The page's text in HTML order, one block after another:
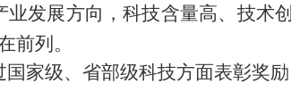
业发展方向，科技含量高、技
前列。
国家级、省部级科技方面表彰奖